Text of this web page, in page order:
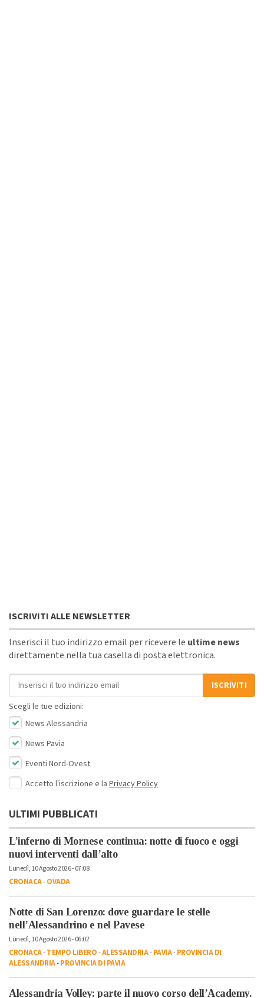
ISCRIVITI ALLE NEWSLETTER
Inserisci il tuo indirizzo email per ricevere le ultime news
direttamente nella tua casella di posta elettronica.
Indirizzo email
ISCRIVITI
Scegli le tue edizioni:
News Alessandria
News Pavia
Eventi Nord-Ovest
Accetto l'iscrizione e la Privacy Policy
ULTIMI PUBBLICATI
L’inferno di Mornese continua: notte di fuoco e oggi
nuovi interventi dall’alto
Lunedì, 10 Agosto 2026 - 07:08
CRONACA-OVADA
Notte di San Lorenzo: dove guardare le stelle
nell’Alessandrino e nel Pavese
Lunedì, 10 Agosto 2026 - 06:02
CRONACA-TEMPO LIBERO-ALESSANDRIA-PAVIA-PROVINCIA DI
ALESSANDRIA-PROVINCIA DI PAVIA
Alessandria Volley: parte il nuovo corso dell’Academy.